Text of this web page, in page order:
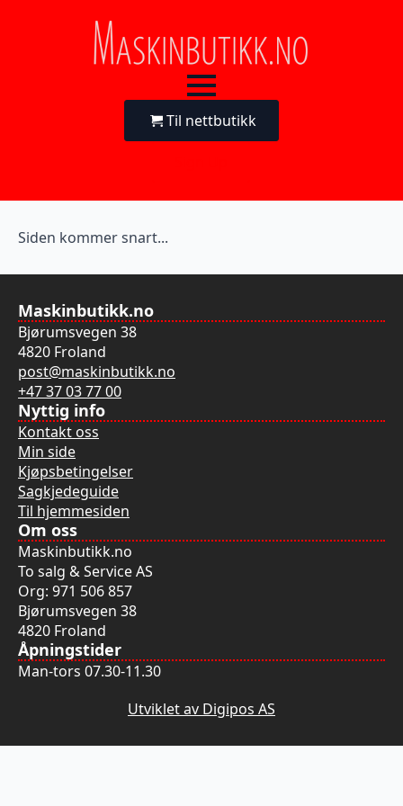
Til nettbutikk
Siden kommer snart...
Maskinbutikk.no
Bjørumsvegen 38
4820 Froland
post@maskinbutikk.no
+47 37 03 77 00
Nyttig info
Kontakt oss
Min side
Kjøpsbetingelser
Sagkjedeguide
Til hjemmesiden
Om oss
Maskinbutikk.no
To salg & Service AS
Org: 971 506 857
Bjørumsvegen 38
4820 Froland
Åpningstider
Man-tors 07.30-11.30
Utviklet av Digipos AS